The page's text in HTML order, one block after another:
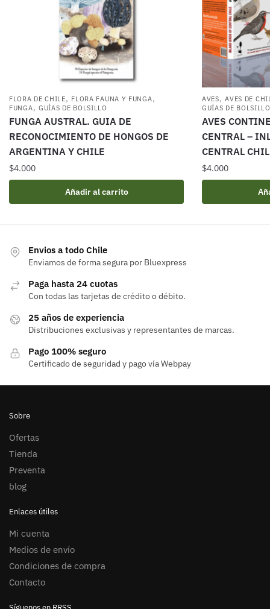
FLORA DE CHILE, FLORA FAUNA Y FUNGA,
FUNGA, GUÍAS DE BOLSILLO
FUNGA AUSTRAL. GUIA DE
RECONOCIMIENTO DE HONGOS DE
ARGENTINA Y CHILE
$4.000
Añadir al carrito
AVES,AVES DE
GUÍAS DE BOLSILLO
AVES
CENTRAL –
CENTRAL
$4.000
Envios a todo Chile
Enviamos de forma segura por Bluexpress
Paga hasta 24 cuotas
Con todas las tarjetas de crédito o débito.
25 años de experiencia
Distribuciones exclusivas y representantes de marcas.
Pago 100% seguro
Certificado de seguridad y pago vía Webpay
Sobre
Ofertas
Tienda
Preventa
blog
Enlaces útiles
Mi cuenta
Medios de envío
Condiciones de compra
Contacto